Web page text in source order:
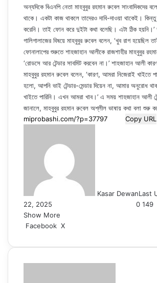
অন্যদিকে বিএনপি নেতা মাহবুবুর রহমান রুবেল সাংবাদিকদের
থাকে। একটা কাজ থাকলে তাদেরও দাবি-দাওয়া থাকেই।
করেনি। তাই ফোন করে দুইটা কথা বলেছি। এটা ঠিক হয়নি।’
গালিগালাজের বিষয়ে মাহবুবুর রুবেল বলেন, ‘খুব রাগ হয়েছিল
ফোনালাপের শুরুতে শাহজাহান আলীকে রাজশাহীর মাহবুবুর
‘রোডসে আর টেন্ডার সাবমিট করবেন না।’ শাহজাহান আলী
মাহবুবুর রহমান রুবেল বলেন, ‘কারণ, আমরা নিজেরাই খাইতে
হলো, আপনি ভাই টেন্ডার-মেন্ডার দিয়েন না, আমার অনুরোধ
খাইতে পারিনি। এখন আমরা খাব।’ এ সময় শাহজাহান আলী
জানালে, মাহবুবুর রহমান রুবেল অশ্লীল ভাষায় কথা বলা শুরু
Copy URL
Kasar DewanLast
22, 2025
0 149
Show More
Facebook X
Email